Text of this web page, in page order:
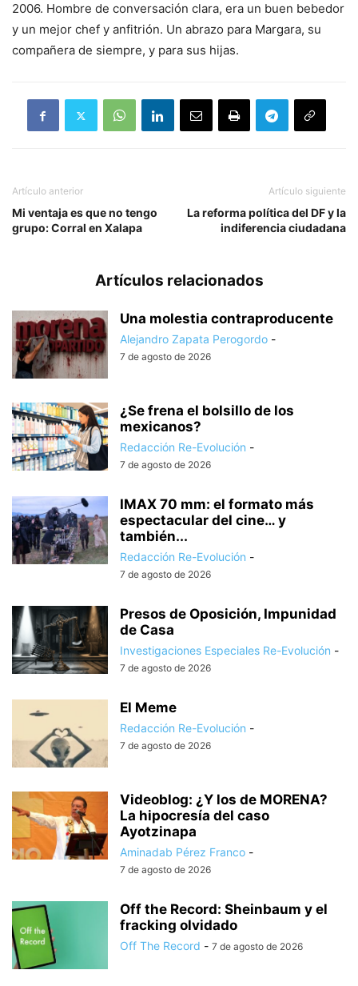
2006. Hombre de conversación clara, era un buen bebedor
y un mejor chef y anfitrión. Un abrazo para Margara, su
compañera de siempre, y para sus hijas.
Artículo anterior
Mi ventaja es que no tengo
grupo: Corral en Xalapa
Artículo siguiente
La reforma política del DF y la
indiferencia ciudadana
Artículos relacionados
Una molestia contraproducente
Alejandro Zapata Perogordo -
7 de agosto de 2026
¿Se frena el bolsillo de los
mexicanos?
Redacción Re-Evolución -
7 de agosto de 2026
IMAX 70 mm: el formato más
espectacular del cine… y
también...
Redacción Re-Evolución -
7 de agosto de 2026
Presos de Oposición, Impunidad
de Casa
Investigaciones Especiales Re-Evolución -
7 de agosto de 2026
El Meme
Redacción Re-Evolución -
7 de agosto de 2026
Videoblog: ¿Y los de MORENA?
La hipocresía del caso
Ayotzinapa
Aminadab Pérez Franco -
7 de agosto de 2026
Off the Record: Sheinbaum y el
fracking olvidado
Off The Record - 7 de agosto de 2026